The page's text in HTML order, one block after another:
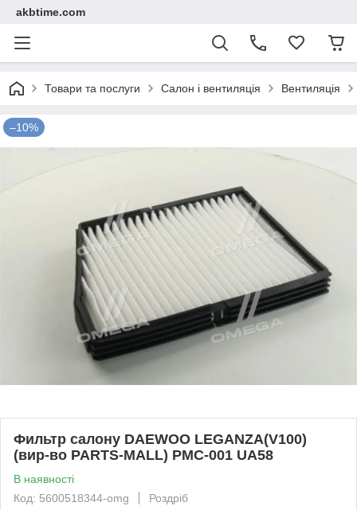
akbtime.com
Товари та послуги Салон і вентиляція Вентиляція
–10%
Фильтр салону DAEWOO LEGANZA(V100)
(вир-во PARTS-MALL) PMC-001 UA58
В наявності
Код: 5600518344-omg
Роздріб